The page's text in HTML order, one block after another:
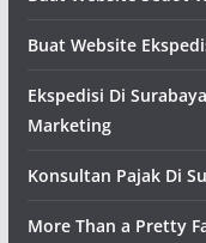
Buat Website
Ekspedisi Di
Marketing
Konsultan Pajak Di
More Than a Pretty